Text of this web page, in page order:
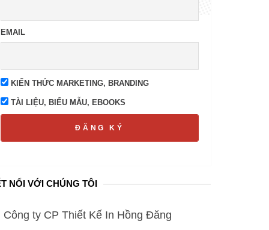
EMAIL
KIẾN THỨC MARKETING, BRANDING
TÀI LIỆU, BIỂU MẪU, EBOOKS
ĐĂNG KÝ
NỐI VỚI CHÚNG TÔI
Công ty CP Thiết Kế In Hồng Đăng